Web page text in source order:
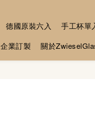
德國原裝六入 手工杯單
企業訂製 關於